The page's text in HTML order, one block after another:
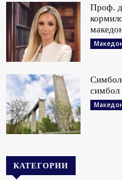
Проф.
симбол
КАТЕГОРИИ